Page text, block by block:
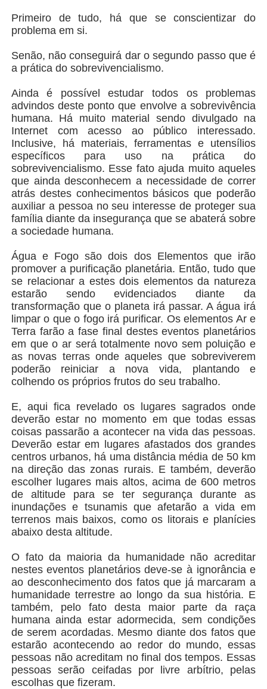
Primeiro de tudo, há que se conscientizar do
problema em si.
Senão, não conseguirá dar o segundo passo que é
a prática do sobrevivencialismo.
Ainda é possível estudar todos os problemas
advindos deste ponto que envolve a sobrevivência
humana. Há muito material sendo divulgado na
Internet com acesso ao público interessado.
Inclusive, há materiais, ferramentas e utensílios
específicos para uso na prática do
sobrevivencialismo. Esse fato ajuda muito aqueles
que ainda desconhecem a necessidade de correr
atrás destes conhecimentos básicos que poderão
auxiliar a pessoa no seu interesse de proteger sua
família diante da insegurança que se abaterá sobre
a sociedade humana.
Água e Fogo são dois dos Elementos que irão
promover a purificação planetária. Então, tudo que
se relacionar a estes dois elementos da natureza
estarão sendo evidenciados diante da
transformação que o planeta irá passar. A água irá
limpar o que o fogo irá purificar. Os elementos Ar e
Terra farão a fase final destes eventos planetários
em que o ar será totalmente novo sem poluição e
as novas terras onde aqueles que sobreviverem
poderão reiniciar a nova vida, plantando e
colhendo os próprios frutos do seu trabalho.
E, aqui fica revelado os lugares sagrados onde
deverão estar no momento em que todas essas
coisas passarão a acontecer na vida das pessoas.
Deverão estar em lugares afastados dos grandes
centros urbanos, há uma distância média de 50 km
na direção das zonas rurais. E também, deverão
escolher lugares mais altos, acima de 600 metros
de altitude para se ter segurança durante as
inundações e tsunamis que afetarão a vida em
terrenos mais baixos, como os litorais e planícies
abaixo desta altitude.
O fato da maioria da humanidade não acreditar
nestes eventos planetários deve-se à ignorância e
ao desconhecimento dos fatos que já marcaram a
humanidade terrestre ao longo da sua história. E
também, pelo fato desta maior parte da raça
humana ainda estar adormecida, sem condições
de serem acordadas. Mesmo diante dos fatos que
estarão acontecendo ao redor do mundo, essas
pessoas não acreditam no final dos tempos. Essas
pessoas serão ceifadas por livre arbítrio, pelas
escolhas que fizeram.